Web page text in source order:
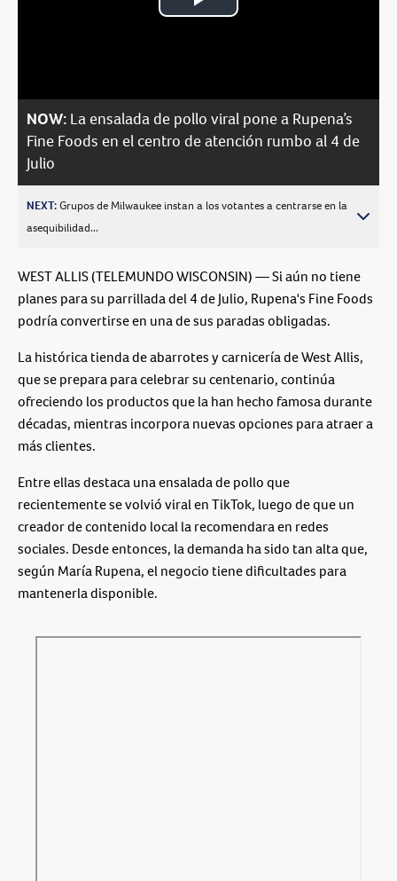
Play
NOW: La ensalada de pollo viral pone a Rupena’s
Fine Foods en el centro de atención rumbo al 4 de
Julio
NEXT:Grupos de Milwaukee instan a los votantes a centrarse en la
asequibilidad...
WEST ALLIS (TELEMUNDO WISCONSIN) — Si aún no tiene
planes para su parrillada del 4 de Julio, Rupena's Fine Foods
podría convertirse en una de sus paradas obligadas.
La histórica tienda de abarrotes y carnicería de West Allis,
que se prepara para celebrar su centenario, continúa
ofreciendo los productos que la han hecho famosa durante
décadas, mientras incorpora nuevas opciones para atraer a
más clientes.
Entre ellas destaca una ensalada de pollo que
recientemente se volvió viral en TikTok, luego de que un
creador de contenido local la recomendara en redes
sociales. Desde entonces, la demanda ha sido tan alta que,
según María Rupena, el negocio tiene dificultades para
mantenerla disponible.